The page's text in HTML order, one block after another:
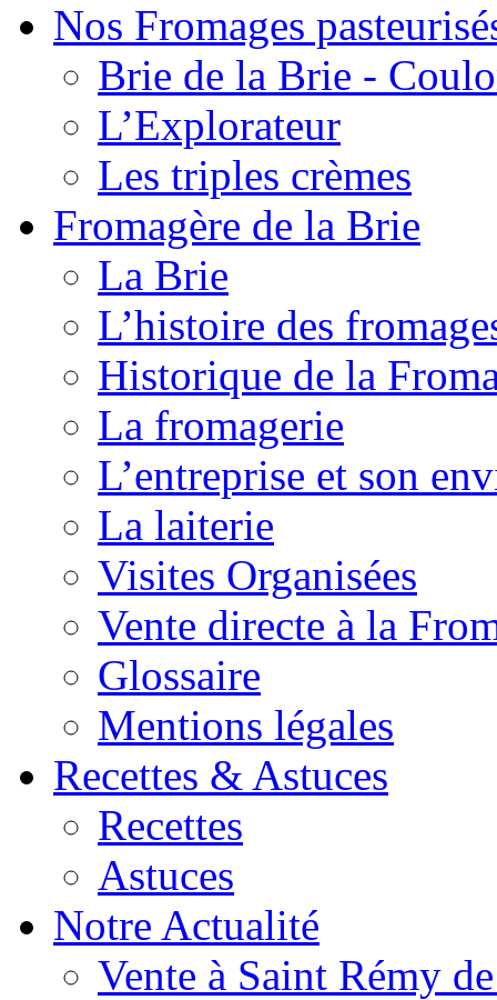
Nos Fromages
Brie de la Brie -
L’Explorateur
Les triples crèmes
Fromagère de la Brie
La Brie
L’histoire des
Historique de la
La fromagerie
L’entreprise et son
La laiterie
Visites Organisées
Vente directe à la
Glossaire
Mentions légales
Recettes & Astuces
Recettes
Astuces
Notre Actualité
Vente à Saint Rémy